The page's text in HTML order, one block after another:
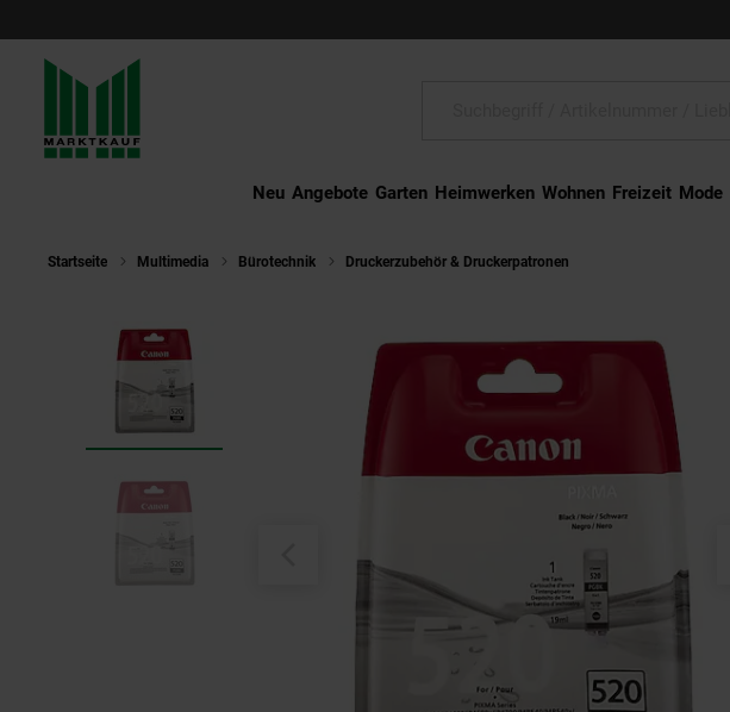
Neu Angebote Garten Heimwerken Wohnen Freizeit Mode
Startseite Multimedia Bürotechnik Druckerzubehör & Druckerpatronen